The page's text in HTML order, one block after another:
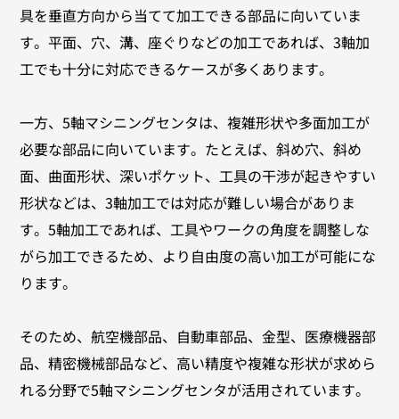
具を垂直方向から当てて加工できる部品に向いていま
す。平面、穴、溝、座ぐりなどの加工であれば、3軸加
工でも十分に対応できるケースが多くあります。
一方、5軸マシニングセンタは、複雑形状や多面加工が
必要な部品に向いています。たとえば、斜め穴、斜め
面、曲面形状、深いポケット、工具の干渉が起きやすい
形状などは、3軸加工では対応が難しい場合がありま
す。5軸加工であれば、工具やワークの角度を調整しな
がら加工できるため、より自由度の高い加工が可能にな
ります。
そのため、航空機部品、自動車部品、金型、医療機器部
品、精密機械部品など、高い精度や複雑な形状が求めら
れる分野で5軸マシニングセンタが活用されています。